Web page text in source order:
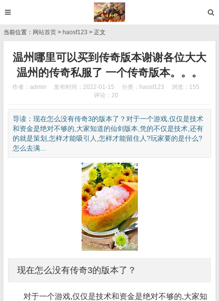
当前位置： 网站首页 > haosf123 > 正文
温州哪里可以买到传奇版本谢谢各位大大
温州的传奇私服了 一个传奇版本。。。
作者：admin 发布时间：2022-01-15 分类： haosf123
浏览：155
评论：20
导读：现在怎么没有传奇3的版本了？对于一个游戏,仅仅是技术
和资金是绝对不够的,大家知道的仙剑版本,凭的不仅是技术,还有
的就是策划,怎样才能吸引人,怎样才能留住人?玩家要的是什么?
怎么去满...
现在怎么没有传奇3的版本了？
对于一个游戏,仅仅是技术和资金是绝对不够的,大家知